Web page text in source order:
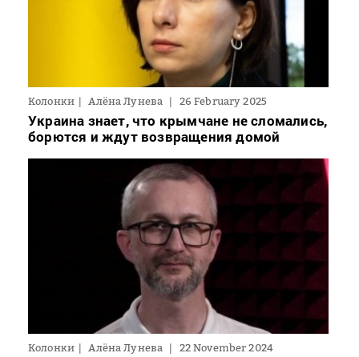
Колонки Алёна Лунева 26 February 2025
Украина знает, что крымчане не сломались,
борются и ждут возвращения домой
Колонки Алёна Лунева 22 November 2024